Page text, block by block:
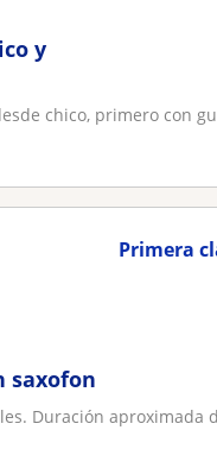
y
chico, primero con
Primera
saxofon
Duración aproximada